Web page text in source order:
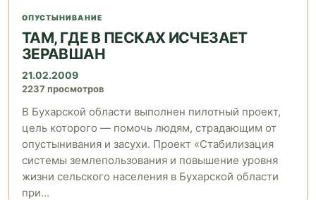
ОПУСТЫНИВАНИЕ
ТАМ, ГДЕ В ПЕСКАХ ИСЧЕЗАЕТ
ЗЕРАВШАН
21.02.2009
2237 просмотров
В Бухарской области выполнен пилотный проект,
цель которого — помочь людям, страдающим от
опустынивания и засухи. Проект «Стабилизация
системы землепользования и повышение уровня
жизни сельского населения в Бухарской области
при...